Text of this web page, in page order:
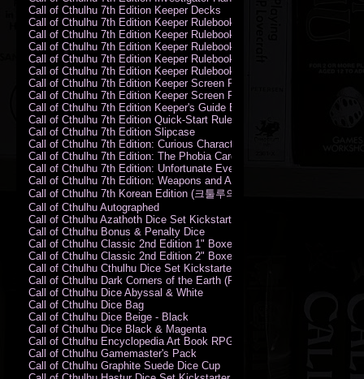
Call of Cthulhu 7th Edition Keeper Decks
Call of Cthulhu 7th Edition Keeper Rulebook (PDF)
Call of Cthulhu 7th Edition Keeper Rulebook Backer Proof (PDF)
Call of Cthulhu 7th Edition Keeper Rulebook Hardcover
Call of Cthulhu 7th Edition Keeper Rulebook Leatherette
Call of Cthulhu 7th Edition Keeper Rulebook Softcover
Call of Cthulhu 7th Edition Keeper Screen Pack
Call of Cthulhu 7th Edition Keeper Screen Pack (PDF)
Call of Cthulhu 7th Edition Keeper's Guide El Artesano del Rey Edition
Call of Cthulhu 7th Edition Quick-Start Rules (PDF)
Call of Cthulhu 7th Edition Slipcase
Call of Cthulhu 7th Edition: Curious Characters Card Deck
Call of Cthulhu 7th Edition: The Phobia Card Deck
Call of Cthulhu 7th Edition: Unfortunate Events Card Deck
Call of Cthulhu 7th Edition: Weapons and Artifacts Card Deck
Call of Cthulhu 7th Korean Edition (크툴루의 부름: 수호자 룰북)
Call of Cthulhu Autographed
Call of Cthulhu Azathoth Dice Set Kickstarter Edition
Call of Cthulhu Bonus & Penalty Dice
Call of Cthulhu Classic 2nd Edition 1" Boxed Rules Set
Call of Cthulhu Classic 2nd Edition 2" Boxed Rules Set
Call of Cthulhu Cthulhu Dice Set Kickstarter Edition
Call of Cthulhu Dark Corners of the Earth (PC)
Call of Cthulhu Dice Abyssal & White
Call of Cthulhu Dice Bag
Call of Cthulhu Dice Beige - Black
Call of Cthulhu Dice Black & Magenta
Call of Cthulhu Encyclopedia Art Book RPG KA
Call of Cthulhu Gamemaster's Pack
Call of Cthulhu Graphite Suede Dice Cup